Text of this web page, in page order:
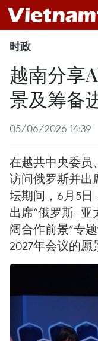
时政
越南分享
景及筹备
05/06/2026 14:39
在越共中央委员
访问俄罗斯并出
坛期间，6月5日
出席“俄罗斯—亚
阔合作前景”专
2027年会议的愿